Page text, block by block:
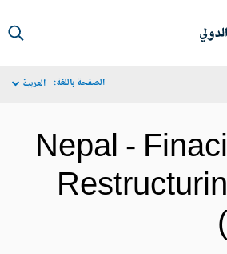
الصفحة باللغة: العربية
Nepal -